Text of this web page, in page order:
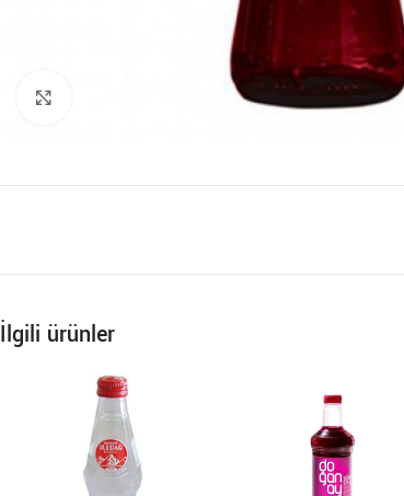
İlgili ürünler